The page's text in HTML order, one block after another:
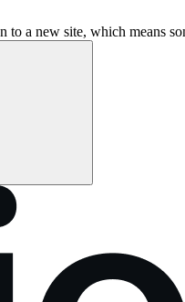
to a new site, which means